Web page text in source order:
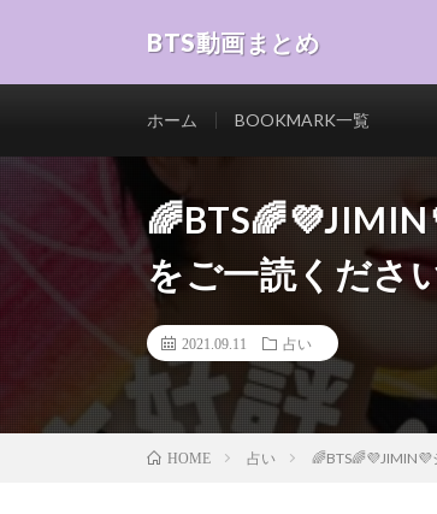
BTS動画まとめ
ホーム BOOKMARK一覧
をご一読くださ
2021.09.11 占い
HOME 占い